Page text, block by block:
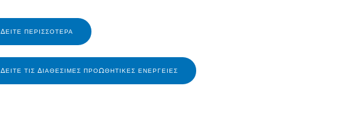
ΔΕΊΤΕ ΠΕΡΙΣΣΌΤΕΡΑ
ΔΕΊΤΕ ΤΙΣ ΔΙΑΘΈΣΙΜΕΣ ΠΡΟΩΘΗΤΙΚΈΣ ΕΝΈΡΓΕΙΕΣ